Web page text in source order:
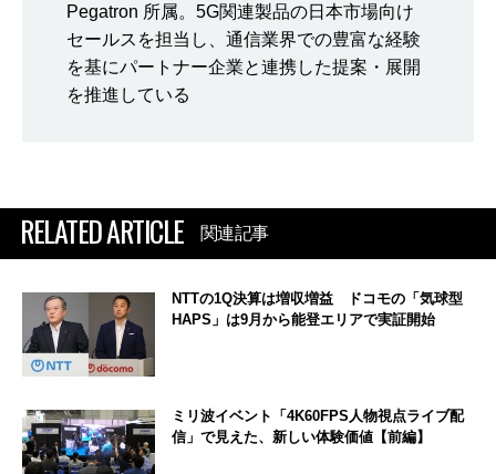
Pegatron 所属。5G関連製品の日本市場向け
セールスを担当し、通信業界での豊富な経験
を基にパートナー企業と連携した提案・展開
を推進している
RELATED ARTICLE 関連記事
NTTの1Q決算は増収増益 ドコモの「気球型
HAPS」は9月から能登エリアで実証開始
ミリ波イベント「4K60FPS人物視点ライブ配
信」で見えた、新しい体験価値【前編】